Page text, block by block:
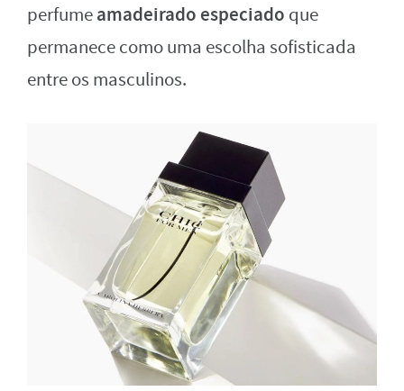
perfumeamadeirado especiado que
permanece como uma escolha sofisticada
entre os masculinos.